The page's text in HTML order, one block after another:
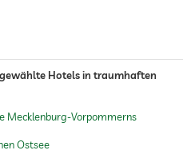
Hotels in traumhaften
Mecklenburg-Vorpommerns
Ostsee